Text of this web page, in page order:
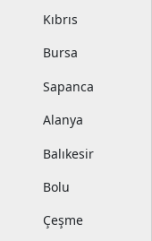
Kıbrıs
Bursa
Sapanca
Alanya
Balıkesir
Bolu
Çeşme